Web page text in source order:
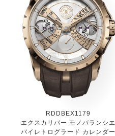
RDDBEX1179
エクスカリバー モノバランシエ
バイレトログラード カレンダー